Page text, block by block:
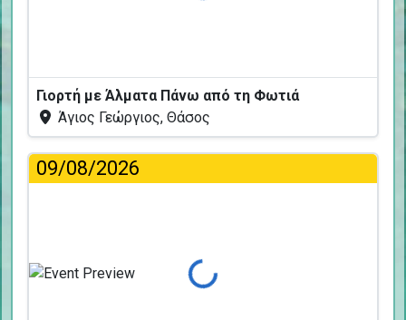
Γιορτή με Άλματα Πάνω από τη Φωτιά
Άγιος Γεώργιος, Θάσος
09/08/2026
Φόρτωση...